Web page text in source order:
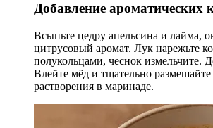
Добавление ароматических
Всыпьте цедру апельсина и лайма,
цитрусовый аромат. Лук нарежьте
полукольцами, чеснок измельчите.
Влейте мёд и тщательно
растворения в маринаде.